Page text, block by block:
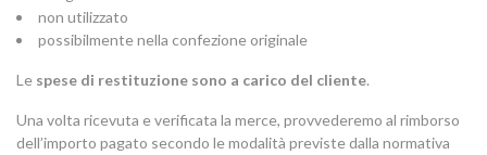
non utilizzato
possibilmente nella confezione originale
Le spese di restituzione sono a carico del cliente.
Una volta ricevuta e verificata la merce, provvederemo al rimborso
dell’importo pagato secondo le modalità previste dalla normativa